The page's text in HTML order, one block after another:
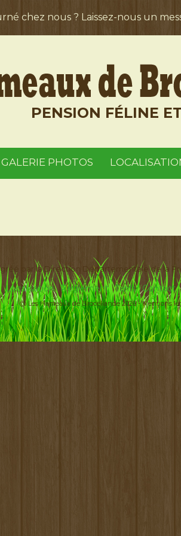
chez nous ? Laissez-nous un
PENSION FÉLINE
GALERIE PHOTOS
par la Direction Départementale de la
Localisation Règlement Tarifs Contact
@ Les Hameaux de Brocéliande 2026 -Mentions